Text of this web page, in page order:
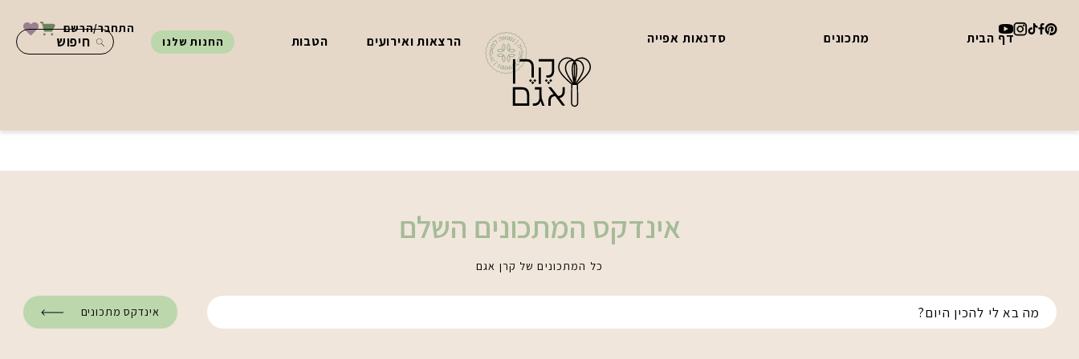
התחבר/הרשם
דף הבית מתכונים סדנאות אפייה הרצאות ואירועים הטבות החנות שלנו
אינדקס המתכונים השלם
כל המתכונים של קרן אגם
אינדקס מתכונים